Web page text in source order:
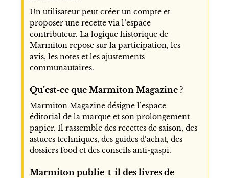
Un utilisateur peut créer un compte et
proposer une recette via l’espace
contributeur. La logique historique de
Marmiton repose sur la participation, les
avis, les notes et les ajustements
communautaires.
Qu’est-ce que Marmiton Magazine ?
Marmiton Magazine désigne l’espace
éditorial de la marque et son prolongement
papier. Il rassemble des recettes de saison, des
astuces techniques, des guides d’achat, des
dossiers food et des conseils anti-gaspi.
Marmiton publie-t-il des livres de